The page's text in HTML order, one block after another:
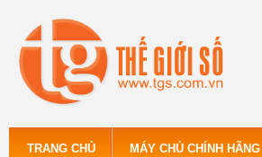
TRANG CHỦ MÁY CHỦ CHÍNH HÃNG